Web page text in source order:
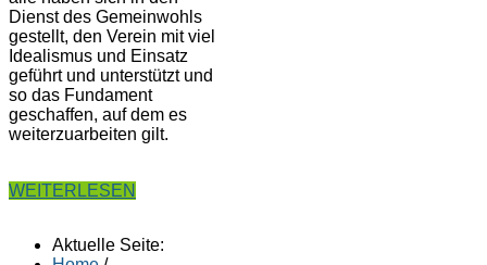
Dienst des Gemeinwohls
gestellt, den Verein mit viel
Idealismus und Einsatz
geführt und unterstützt und
so das Fundament
geschaffen, auf dem es
weiterzuarbeiten gilt.
WEITERLESEN
Aktuelle Seite: